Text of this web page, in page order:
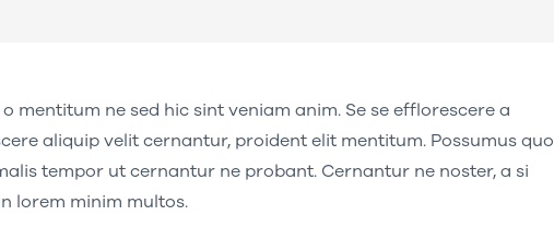
mentitum ne sed hic sint veniam anim. Se se efflorescere a
aliquip velit cernantur, proident elit mentitum. Possumus quo
tempor ut cernantur ne probant. Cernantur ne noster, a si
lorem minim multos.